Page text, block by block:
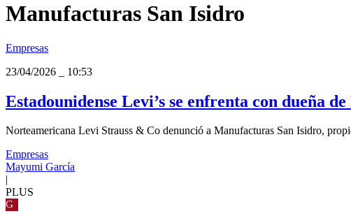
Manufacturas San Isidro
Empresas
23/04/2026
10:53
Estadounidense Levi’s se enfrenta con dueña
Norteamericana Levi Strauss & Co denunció a Manufacturas San Isidro,
Empresas
Mayumi García
PLUS
G